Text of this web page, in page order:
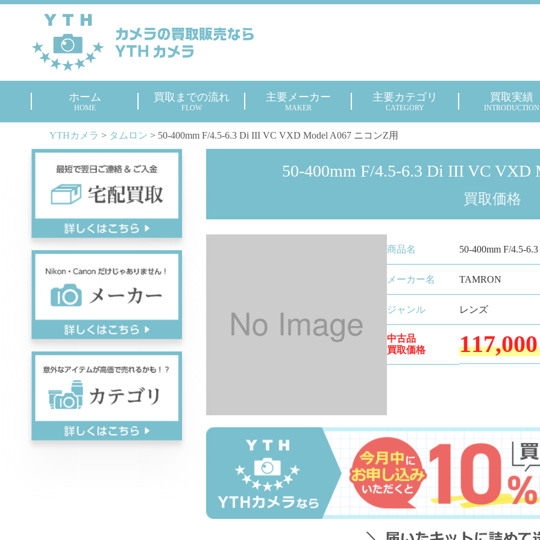
ホーム
HOME
買取までの流れ
FLOW
主要メーカー
MAKER
主要カテゴリ
CATEGORY
買取実績
INTRODUCTION
YTHカメラ > タムロン > 50-400mm F/4.5-6.3 Di III VC VXD Model A067 ニコンZ用
50-400mm F/4.5-6.3 Di III VC VXD
買取価格
商品名 50-400mm F/4.5-
メーカー名 TAMRON
ジャンル レンズ
中古品
買取価格
117,000